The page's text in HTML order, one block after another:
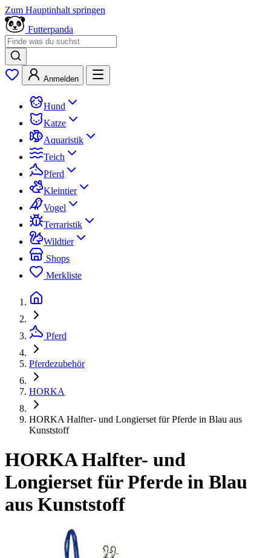
Zum Hauptinhalt springen
Futterpanda
Anmelden
Hund
Katze
Aquaristik
Teich
Pferd
Kleintier
Vogel
Terraristik
Wildtier
Shops
Merkliste
Pferd
Pferdezubehör
HORKA
HORKA Halfter- und Longierset für Pferde in Blau aus
Kunststoff
HORKA Halfter- und
Longierset für Pferde in Blau
aus Kunststoff